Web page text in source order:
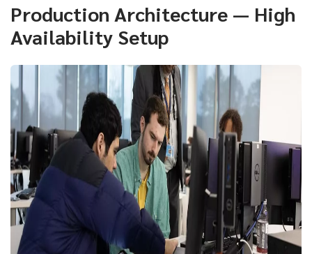
Production Architecture — High
Availability Setup